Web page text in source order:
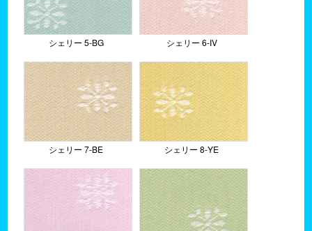
シェリー 5-BG シェリー 6-IV
シェリー 7-BE シェリー 8-YE